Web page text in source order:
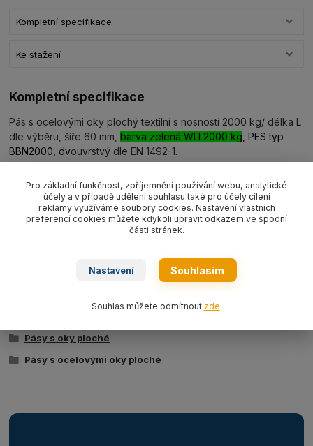
Kompletní specifikace
Ke stažení
Kompletní specifikace
Pás s ocelovými oky plochý textilní s nosností 2000 kg/ délka L
dle výběru, šíře 60 mm,barva zelená WLL2000 kg , PES typ
BBN2000, dvouvrstvý dle EN 1492-1.
Ke stažení
Pásy s oky ploché
Pásy s ocelovými oky ploché
Pro základní funkčnost, zpříjemnění používání webu, analytické
účely a v případě udělení souhlasu také pro účely cílení
reklamy využíváme soubory cookies. Nastavení vlastních
preferencí cookies můžete kdykoli upravit odkazem ve spodní
části stránek.
Nastavení Souhlasím
Souhlas můžete odmítnout zde.